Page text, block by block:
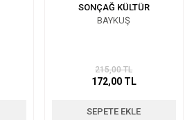
SONÇAĞ KÜLTÜR
BAYKUŞ
215,00 TL
172,00 TL
SEPETE EKLE